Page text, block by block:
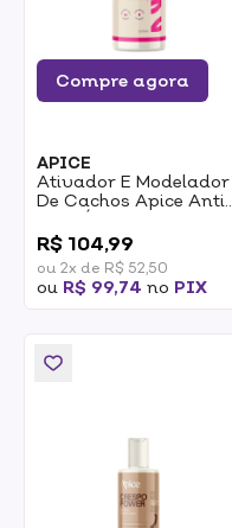
Compre agora
APICE
Ativador E Modelador
De Cachos Apice Anti
Frizz Óleo De Coco E
Tecnologia SuperWave
1l
R$ 104,99
ou 2x de R$ 52,50
ou R$ 99,74 no PIX